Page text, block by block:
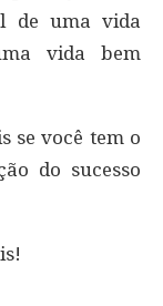
de uma vida
vida bem
se você tem o
do sucesso